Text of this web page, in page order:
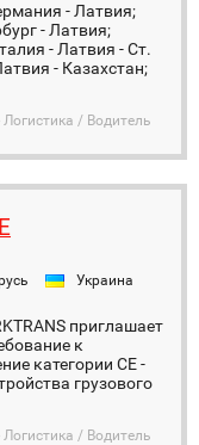
- Латвия;
- Латвия;
- Латвия - Ст.
- Казахстан;
Логистика / Водитель
Украина
приглашает
к
категории СЕ -
грузового
Логистика / Водитель